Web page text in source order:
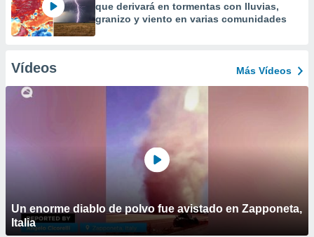
que derivará en tormentas con lluvias,
granizo y viento en varias comunidades
Vídeos Más Vídeos
Un enorme diablo de polvo fue avistado en Zapponeta,
Italia